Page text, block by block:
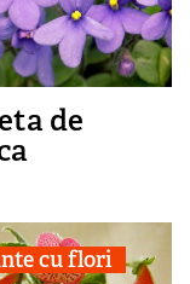
de
cu flori